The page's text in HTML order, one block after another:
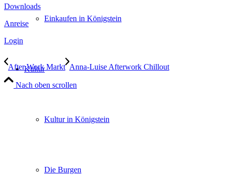
Einkaufen in Königstein
Kultur
Kultur in Königstein
Die Burgen
Downloads
Anreise
Login
After Work Markt Anna-Luise Afterwork Chillout
Nach oben scrollen